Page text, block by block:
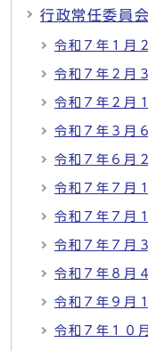
行政常任委員会
令和７年１月
令和７年２月
令和７年２月
令和７年３月
令和７年６月
令和７年７月
令和７年７月
令和７年７月
令和７年８月
令和７年９月
令和７年１０